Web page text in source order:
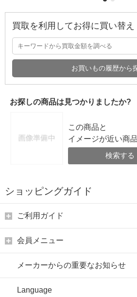
買取を利用してお得に買い替え
お買いもの履歴から
お探しの商品は見つかりましたか?
この商品と
イメージが近い商
検索する
ショッピングガイド
ご利用ガイド
会員メニュー
メーカーからの重要なお知らせ
Language